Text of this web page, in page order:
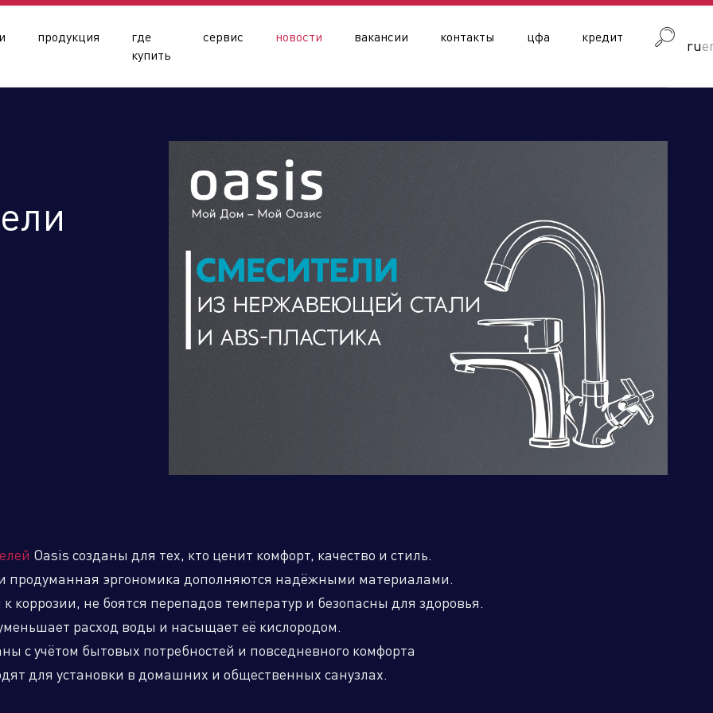
продукция
где
купить
сервис новости вакансии контакты цфа кредит ru
Бренд портфолио
Oasis созданы для тех, кто ценит комфорт, качество и стиль.
продуманная эргономика дополняются надёжными материалами.
коррозии, не боятся перепадов температур и безопасны для здоровья.
расход воды и насыщает её кислородом.
с учётом бытовых потребностей и повседневного комфорта
для установки в домашних и общественных санузлах.